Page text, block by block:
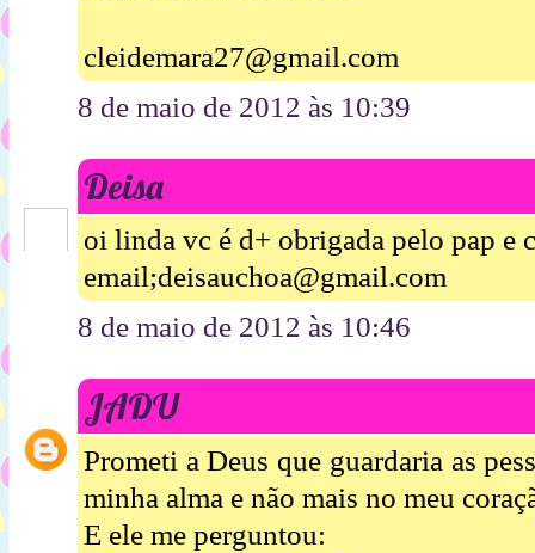
cleidemara27@gmail.com
8 de maio de 2012 às 10:39
Deisa
oi linda vc é d+ obrigada pelo pap e
email;deisauchoa@gmail.com
8 de maio de 2012 às 10:46
JADU
Prometi a Deus que guardaria as
minha alma e não mais no meu
E ele me perguntou: